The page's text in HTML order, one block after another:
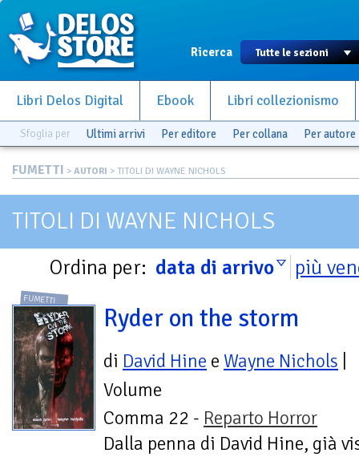
Ricerca
Libri Delos Digital Ebook Libri collezionismo
Sfoglia per Ultimi arrivi Per editore Per collana Per autore
FUMETTI > AUTORI > TITOLI DI WAYNE NICHOLS
TITOLI DI WAYNE NICHOLS
Ordina per: data di arrivo più
FUMETTI
Ryder on the storm
di David Hine e Wayne Nichols
Volume
Comma 22 - Reparto Horror
Dalla penna di David Hine, già